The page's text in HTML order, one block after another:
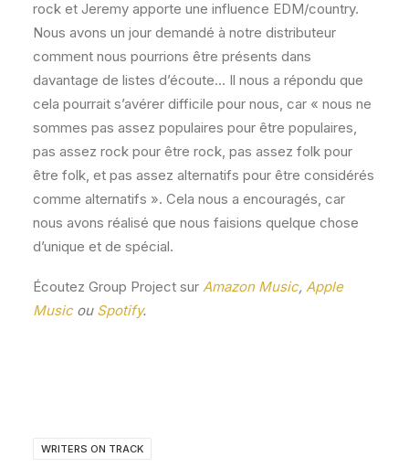
rock et Jeremy apporte une influence EDM/country.
Nous avons un jour demandé à notre distributeur
comment nous pourrions être présents dans
davantage de listes d’écoute… Il nous a répondu que
cela pourrait s’avérer difficile pour nous, car « nous ne
sommes pas assez populaires pour être populaires,
pas assez rock pour être rock, pas assez folk pour
être folk, et pas assez alternatifs pour être considérés
comme alternatifs ». Cela nous a encouragés, car
nous avons réalisé que nous faisions quelque chose
d’unique et de spécial.
Écoutez Group Project sur Amazon Music, Apple
Musicou Spotify.
WRITERS ON TRACK